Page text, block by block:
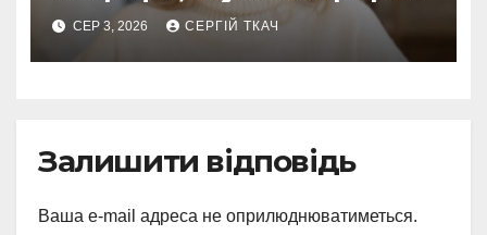
сім’я
СЕР 3, 2026 СЕРГІЙ ТКАЧ
Залишити відповідь
Ваша e-mail адреса не оприлюднюватиметься.